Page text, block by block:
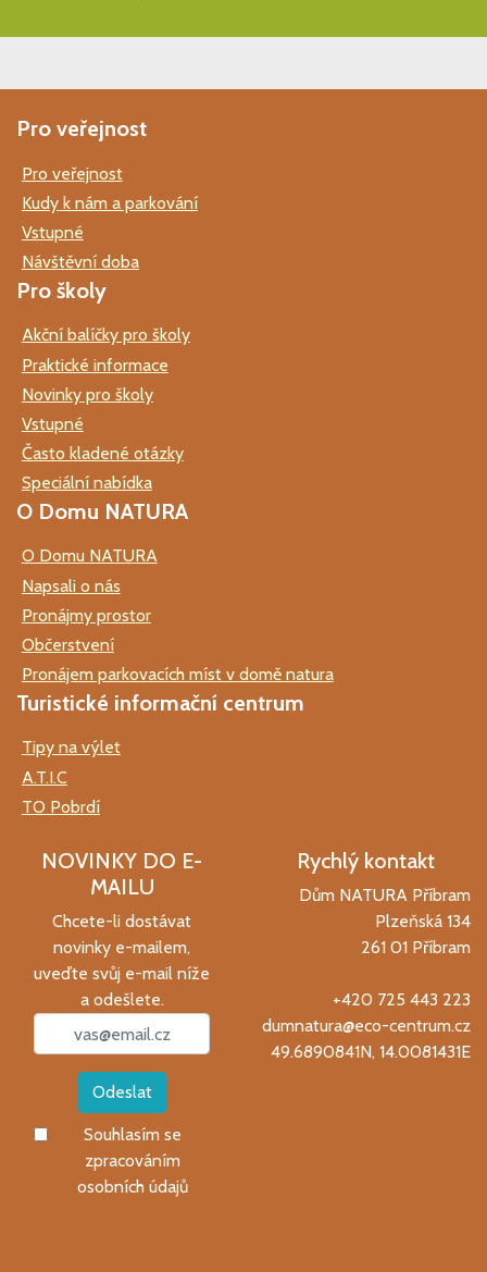
Pro veřejnost
Pro veřejnost
Kudy k nám a parkování
Vstupné
Návštěvní doba
Pro školy
Akční balíčky pro školy
Praktické informace
Novinky pro školy
Vstupné
Často kladené otázky
Speciální nabídka
O Domu NATURA
O Domu NATURA
Napsali o nás
Pronájmy prostor
Občerstvení
Pronájem parkovacích míst v domě natura
Turistické informační centrum
Tipy na výlet
A.T.I.C
TO Pobrdí
NOVINKY DO E-
MAILU
Chcete-li dostávat
novinky e-mailem,
uveďte svůj e-mail níže
a odešlete.
Odeslat
Souhlasím se
zpracováním
osobních údajů
Rychlý kontakt
Dům NATURA Příbram
Plzeňská 134
261 01 Příbram
+420 725 443 223
dumnatura@eco-centrum.cz
49.6890841N, 14.0081431E